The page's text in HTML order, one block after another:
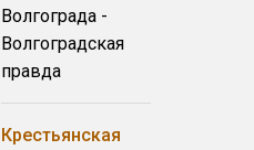
Волгограда -
Волгоградская
правда
Крестьянская